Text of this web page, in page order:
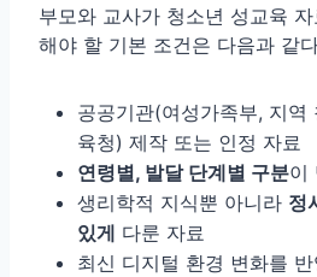
부모와 교사가 청소년 성교육
해야 할 기본 조건은 다음과 같
공공기관(여성가족부, 지역
육청) 제작 또는 인정 자료
연령별, 발달 단계별 구분이
생리학적 지식뿐 아니라 정
있게 다룬 자료
최신 디지털 환경 변화를